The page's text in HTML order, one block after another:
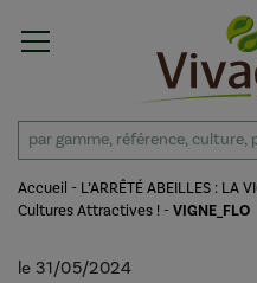
Accueil - L’ARRÊTÉ ABEILLES :
Cultures Attractives ! -VIGNE_FLO
le 31/05/2024